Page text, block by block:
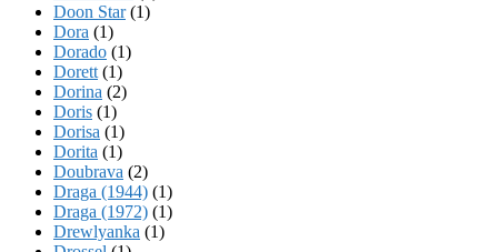
Doon Star(1)
Dora (1)
Dorado (1)
Dorett (1)
Dorina (2)
Doris (1)
Dorisa (1)
Dorita (1)
Doubrava (2)
Draga (1944) (1)
Draga (1972) (1)
Drewlyanka (1)